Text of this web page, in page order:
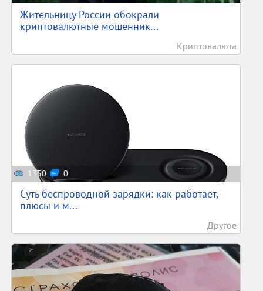
Жительницу России обокрали
криптовалютные мошенник...
Криптовалюта
1350 0
Суть беспроводной зарядки: как работает,
плюсы и м...
Другое